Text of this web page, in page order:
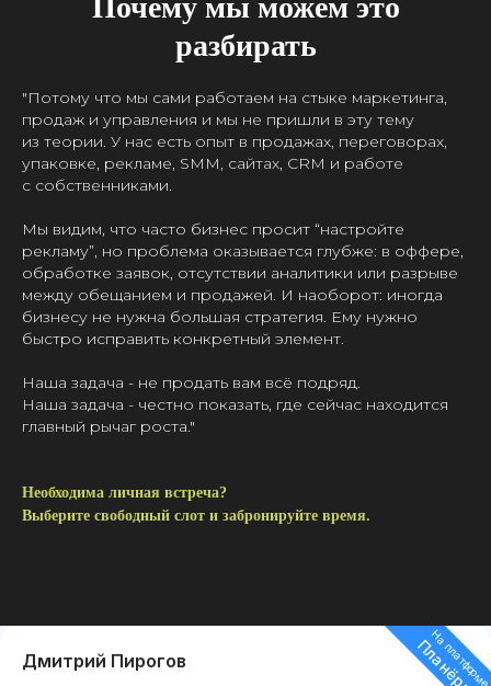
Почему мы можем это
разбирать
"Потому что мы сами работаем на стыке маркетинга,
продаж и управления и мы не пришли в эту тему
из теории. У нас есть опыт в продажах, переговорах,
упаковке, рекламе, SMM, сайтах, CRM и работе
с собственниками.
Мы видим, что часто бизнес просит “настройте
рекламу”, но проблема оказывается глубже: в оффере,
обработке заявок, отсутствии аналитики или разрыве
между обещанием и продажей. И наоборот: иногда
бизнесу не нужна большая стратегия. Ему нужно
быстро исправить конкретный элемент.
Наша задача - не продать вам всё подряд.
Наша задача - честно показать, где сейчас находится
главный рычаг роста."
Необходима личная встреча?
Выберите свободный слот и забронируйте время.